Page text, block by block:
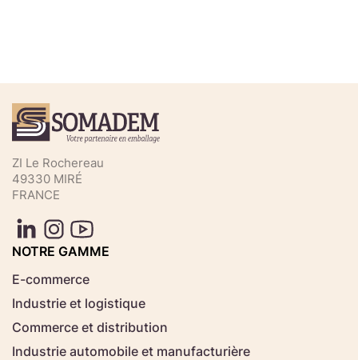
commande rapide
Aucun fichier
Télécharger
ZI Le Rochereau
49330 MIRÉ
FRANCE
NOTRE GAMME
E-commerce
Industrie et logistique
Commerce et distribution
Industrie automobile et manufacturière